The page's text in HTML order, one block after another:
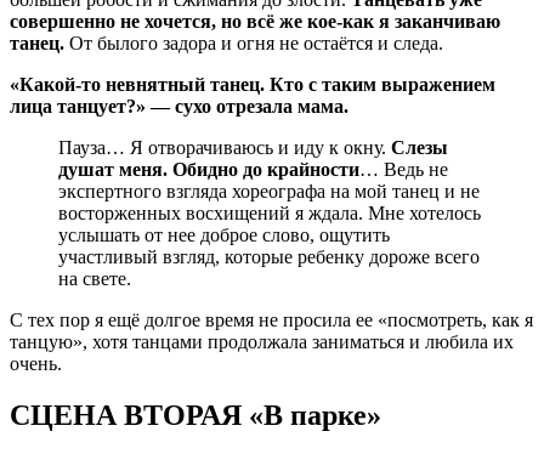
совершенно не хочется, но всё же кое-как я заканчиваю
танец. От былого задора и огня не остаётся и следа.
«Какой-то невнятный танец. Кто с таким выражением
лица танцует?» — сухо отрезала мама.
Пауза… Я отворачиваюсь и иду к окну. Слезы
душат меня. Обидно до крайности… Ведь не
экспертного взгляда хореографа на мой танец и не
восторженных восхищений я ждала. Мне хотелось
услышать от нее доброе слово, ощутить
участливый взгляд, которые ребенку дороже всего
на свете.
С тех пор я ещё долгое время не просила ее «посмотреть, как я
танцую», хотя танцами продолжала заниматься и любила их
очень.
СЦЕНА ВТОРАЯ «В парке»